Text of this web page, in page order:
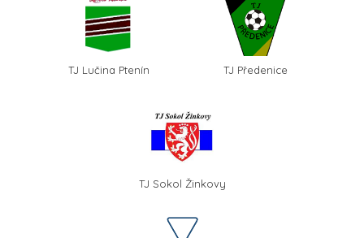
TJ Lučina Ptenín TJ Předenice
TJ Sokol Žinkovy